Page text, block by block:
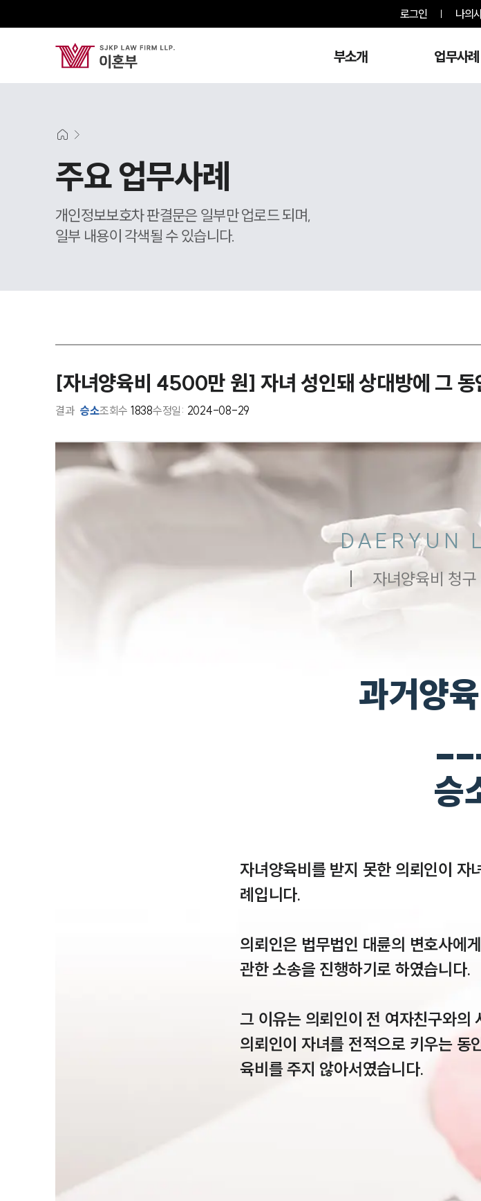
로그인 나의
부소개 업무사례
주요 업무사례
개인정보보호차 판결문은 일부만 업로드 되며,
일부 내용이 각색될 수 있습니다.
[자녀양육비 4500만 원] 자녀 성인돼 상대방에 그 동
결과 승소조회수 1838수정일: 2024-08-29
DAERYUN
자녀양육비 청
과거양
승
자녀양육비를 받지 못한 의뢰인이 자
례입니다.
의뢰인은 법무법인 대륜의 변호사에
관한 소송을 진행하기로 하였습니다.
그 이유는 의뢰인이 전 여자친구와의
의뢰인이 자녀를 전적으로 키우는 동
육비를 주지 않아서였습니다.